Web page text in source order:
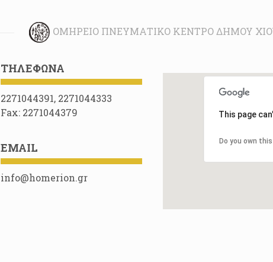
ΟΜΉΡΕΙΟ ΠΝΕΥΜΑΤΙΚΌ ΚΈΝΤΡΟ ΔΉΜΟΥ
ΤΗΛΈΦΩΝΑ
2271044391, 2271044333
Fax: 2271044379
EMAIL
info@homerion.gr
This page
Do you own